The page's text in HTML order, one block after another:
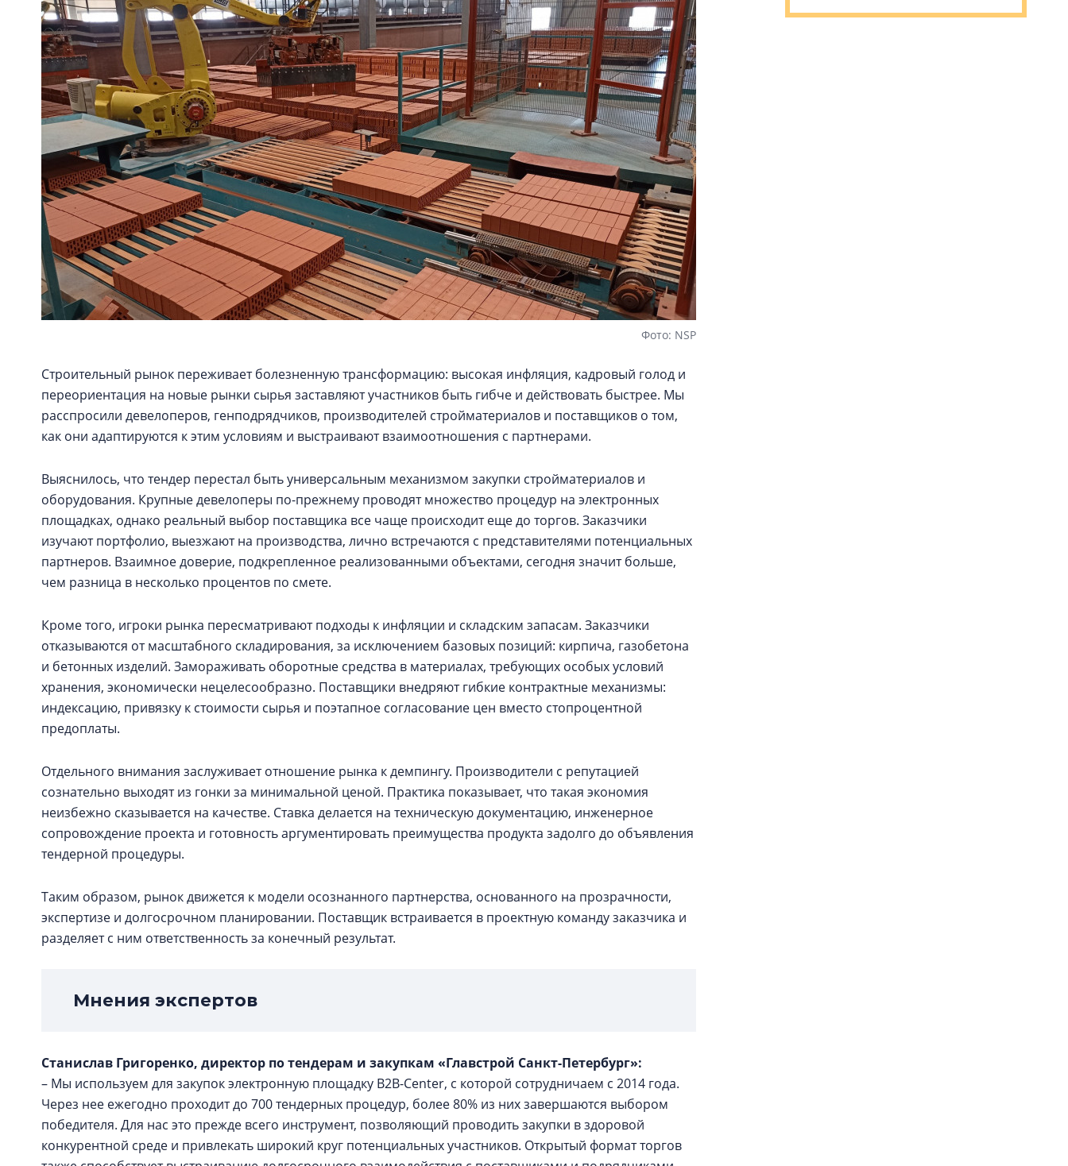
Фото: NSP
Строительный рынок переживает болезненную трансформацию: высокая инфляция, кадровый голод и
переориентация на новые рынки сырья заставляют участников быть гибче и действовать быстрее. Мы
расспросили девелоперов, генподрядчиков, производителей стройматериалов и поставщиков о том,
как они адаптируются к этим условиям и выстраивают взаимоотношения с партнерами.
Выяснилось, что тендер перестал быть универсальным механизмом закупки стройматериалов и
оборудования. Крупные девелоперы по-прежнему проводят множество процедур на электронных
площадках, однако реальный выбор поставщика все чаще происходит еще до торгов. Заказчики
изучают портфолио, выезжают на производства, лично встречаются с представителями потенциальных
партнеров. Взаимное доверие, подкрепленное реализованными объектами, сегодня значит больше,
чем разница в несколько процентов по смете.
Кроме того, игроки рынка пересматривают подходы к инфляции и складским запасам. Заказчики
отказываются от масштабного складирования, за исключением базовых позиций: кирпича, газобетона
и бетонных изделий. Замораживать оборотные средства в материалах, требующих особых условий
хранения, экономически нецелесообразно. Поставщики внедряют гибкие контрактные механизмы:
индексацию, привязку к стоимости сырья и поэтапное согласование цен вместо стопроцентной
предоплаты.
Отдельного внимания заслуживает отношение рынка к демпингу. Производители с репутацией
сознательно выходят из гонки за минимальной ценой. Практика показывает, что такая экономия
неизбежно сказывается на качестве. Ставка делается на техническую документацию, инженерное
сопровождение проекта и готовность аргументировать преимущества продукта задолго до объявления
тендерной процедуры.
Таким образом, рынок движется к модели осознанного партнерства, основанного на прозрачности,
экспертизе и долгосрочном планировании. Поставщик встраивается в проектную команду заказчика и
разделяет с ним ответственность за конечный результат.
Мнения экспертов
Станислав Григоренко, директор по тендерам и закупкам «Главстрой Санкт-Петербург»:
– Мы используем для закупок электронную площадку B2B-Center, с которой сотрудничаем с 2014 года.
Через нее ежегодно проходит до 700 тендерных процедур, более 80% из них завершаются выбором
победителя. Для нас это прежде всего инструмент, позволяющий проводить закупки в здоровой
конкурентной среде и привлекать широкий круг потенциальных участников. Открытый формат торгов